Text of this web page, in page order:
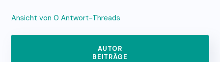
Ansicht von 0 Antwort-Threads
AUTOR
BEITRÄGE